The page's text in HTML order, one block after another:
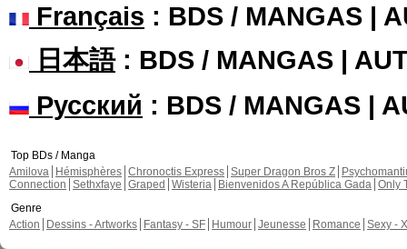
Français : BDS / MANGAS |
日本語: BDS / MANGAS |
Русский : BDS / MANGAS |
Top BDs / Manga
Amilova
Hémisphères Chronoctis Express Super Dragon Bros Z
Connection Sethxfaye Graped Wisteria Bienvenidos A República Gada Only
Genre
Action
Dessins - Artworks Fantasy - SF Humour Jeunesse Romance Sexy -